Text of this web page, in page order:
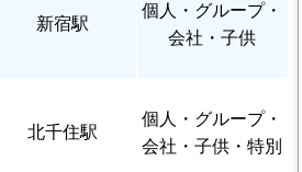
新宿駅
個人
・グループ・
会社・子供
北千住駅
個人
・グループ・
会社・子供・特別